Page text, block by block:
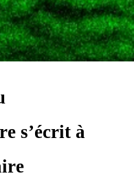
s’écrit à